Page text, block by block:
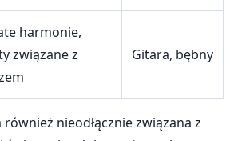
harmonie,
związane z
Gitara, bębny
nieodłącznie związana z